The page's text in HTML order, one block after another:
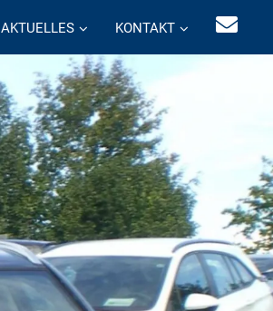
AKTUELLES KONTAKT